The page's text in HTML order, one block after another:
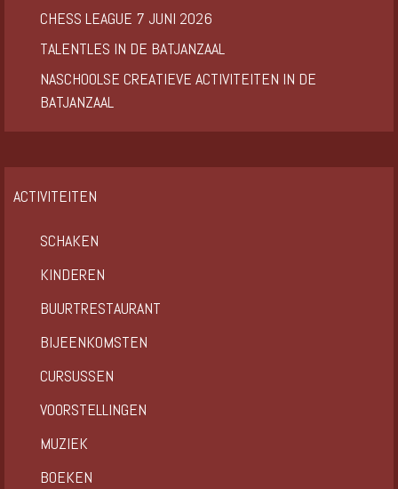
CHESS LEAGUE 7 JUNI 2026
TALENTLES IN DE BATJANZAAL
NASCHOOLSE CREATIEVE ACTIVITEITEN IN DE
BATJANZAAL
ACTIVITEITEN
SCHAKEN
KINDEREN
BUURTRESTAURANT
BIJEENKOMSTEN
CURSUSSEN
VOORSTELLINGEN
MUZIEK
BOEKEN